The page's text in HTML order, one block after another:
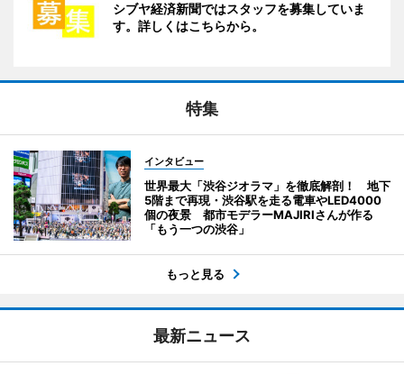
シブヤ経済新聞ではスタッフを募集していま
す。詳しくはこちらから。
特集
インタビュー
世界最大「渋谷ジオラマ」を徹底解剖！ 地下
5階まで再現・渋谷駅を走る電車やLED4000
個の夜景 都市モデラーMAJIRIさんが作る
「もう一つの渋谷」
もっと見る
最新ニュース